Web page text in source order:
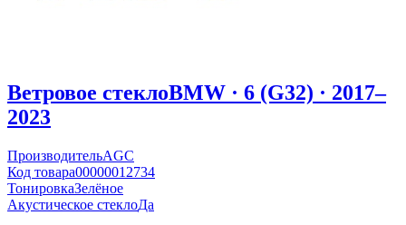
Ветровое стеклоBMW · 6 (G32) · 2017–
2023
ПроизводительAGC
Код товара00000012734
ТонировкаЗелёное
Акустическое стеклоДа